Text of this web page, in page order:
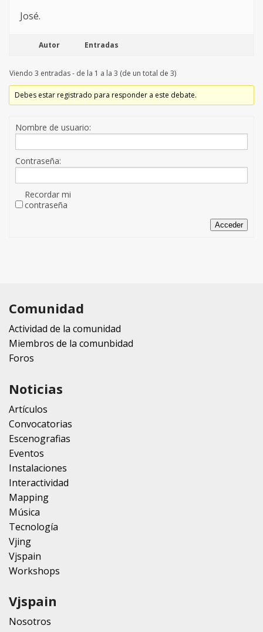
José.
Autor Entradas
Viendo 3 entradas - de la 1 a la 3 (de un total de 3)
Debes estar registrado para responder a este debate.
Nombre de usuario:
Contraseña:
Recordar mi
contraseña
Acceder
Comunidad
Actividad de la comunidad
Miembros de la comunbidad
Foros
Noticias
Artículos
Convocatorias
Escenografias
Eventos
Instalaciones
Interactividad
Mapping
Música
Tecnología
Vjing
Vjspain
Workshops
Vjspain
Nosotros